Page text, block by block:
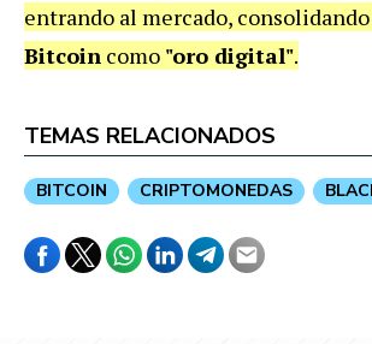
entrando al mercado,
Bitcoin como "oro digital".
TEMAS RELACIONADOS
BITCOIN CRIPTOMONEDAS